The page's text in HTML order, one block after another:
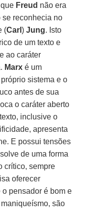
Freud não era
se reconhecia no
(Carl)Jung. Isto
de um texto e
ao caráter
Marx é um
sistema e o
antes de sua
o caráter aberto
inclusive o
apresenta
E possui tensões
de uma forma
crítico, sempre
oferecer
pensador é bom e
são